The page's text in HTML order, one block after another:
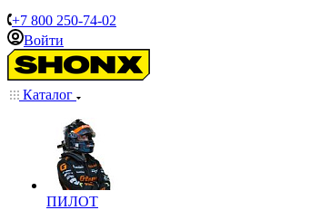
+7 800 250-74-02
Войти
Каталог
ПИЛОТ